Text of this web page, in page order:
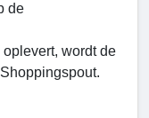
de
wordt de